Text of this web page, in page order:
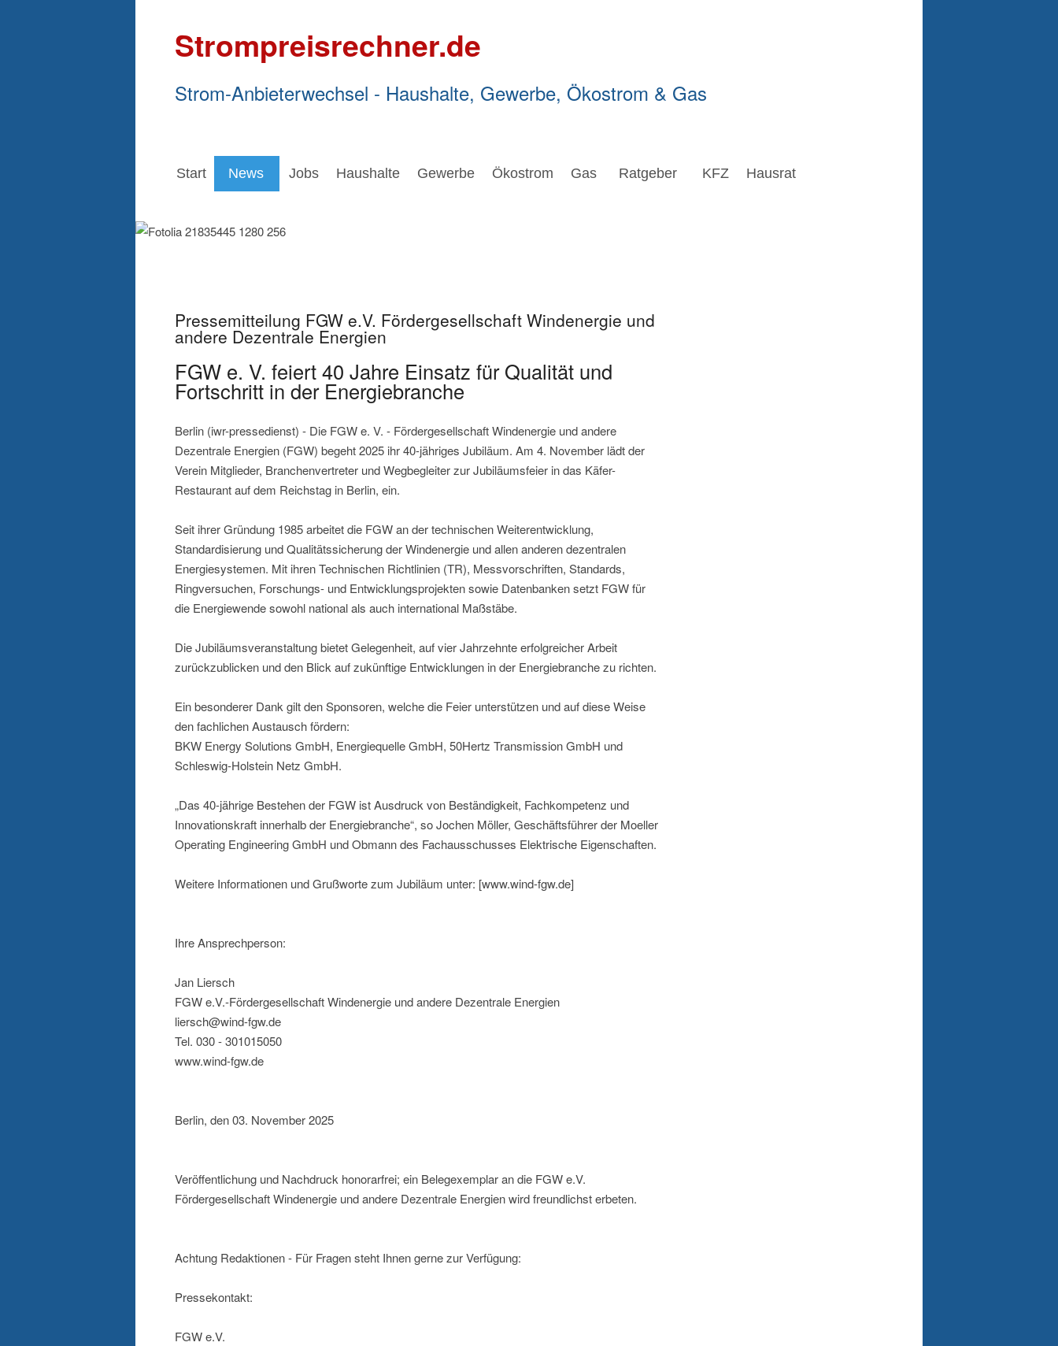
Strompreisrechner.de
Strom-Anbieterwechsel - Haushalte, Gewerbe, Ökostrom & Gas
Start News Jobs Haushalte Gewerbe Ökostrom Gas Ratgeber KFZ Hausrat
Pressemitteilung FGW e.V. Fördergesellschaft Windenergie und
andere Dezentrale Energien
FGW e. V. feiert 40 Jahre Einsatz für Qualität und
Fortschritt in der Energiebranche
Berlin (iwr-pressedienst) - Die FGW e. V. - Fördergesellschaft Windenergie und andere
Dezentrale Energien (FGW) begeht 2025 ihr 40-jähriges Jubiläum. Am 4. November lädt der
Verein Mitglieder, Branchenvertreter und Wegbegleiter zur Jubiläumsfeier in das Käfer-
Restaurant auf dem Reichstag in Berlin, ein.
Seit ihrer Gründung 1985 arbeitet die FGW an der technischen Weiterentwicklung,
Standardisierung und Qualitätssicherung der Windenergie und allen anderen dezentralen
Energiesystemen. Mit ihren Technischen Richtlinien (TR), Messvorschriften, Standards,
Ringversuchen, Forschungs- und Entwicklungsprojekten sowie Datenbanken setzt FGW für
die Energiewende sowohl national als auch international Maßstäbe.
Die Jubiläumsveranstaltung bietet Gelegenheit, auf vier Jahrzehnte erfolgreicher Arbeit
zurückzublicken und den Blick auf zukünftige Entwicklungen in der Energiebranche zu richten.
Ein besonderer Dank gilt den Sponsoren, welche die Feier unterstützen und auf diese Weise
den fachlichen Austausch fördern:
BKW Energy Solutions GmbH, Energiequelle GmbH, 50Hertz Transmission GmbH und
Schleswig-Holstein Netz GmbH.
„Das 40-jährige Bestehen der FGW ist Ausdruck von Beständigkeit, Fachkompetenz und
Innovationskraft innerhalb der Energiebranche“, so Jochen Möller, Geschäftsführer der Moeller
Operating Engineering GmbH und Obmann des Fachausschusses Elektrische Eigenschaften.
Weitere Informationen und Grußworte zum Jubiläum unter: [www.wind-fgw.de]
Ihre Ansprechperson:
Jan Liersch
FGW e.V.-Fördergesellschaft Windenergie und andere Dezentrale Energien
liersch@wind-fgw.de
Tel. 030 - 301015050
www.wind-fgw.de
Berlin, den 03. November 2025
Veröffentlichung und Nachdruck honorarfrei; ein Belegexemplar an die FGW e.V.
Fördergesellschaft Windenergie und andere Dezentrale Energien wird freundlichst erbeten.
Achtung Redaktionen - Für Fragen steht Ihnen gerne zur Verfügung:
Pressekontakt:
FGW e.V.